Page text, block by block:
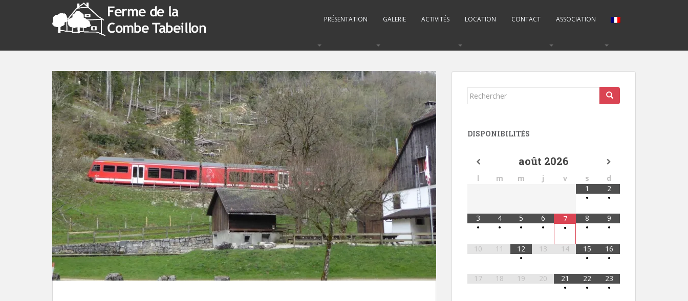
PRÉSENTATION GALERIE ACTIVITÉS LOCATION CONTACT ASSOCIATION
Rechercher...
DISPONIBILITÉS
août 2026
l m m j v s
d
1
•
2
•
3
•
4
•
5
•
6
•
7
•
8
•
9
•
10 11
12
•
13 14
15
•
16
•
17 18 19 20
21
•
22
•
23
•